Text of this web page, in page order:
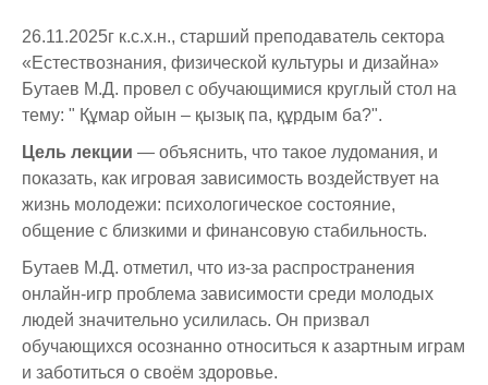
Специализированная (программная) Аккредитация
Организационная структура
Программа Развития
Академическая политика
Бонусные программы
Новости
Объявления
Ассоциация выпускников
Антикоррупционная деятельность
Отдел социальной и воспитательной работы
Научно-Исследовательская Работа
Научные проекты
Финансируемые НИР
Защита интеллектуальной собственности
Внедрение результатов НИР
Научные мероприятия
Программы вступительных испытаний
Отдел магистратуры
Отдел административного управления и кадров
Центр Обслуживания Студентов
Отдел международного сотрудничества
Ученый совет
Студенческая жизнь
Наши клубы
Образовательные программы
Фотогалерея
Видеогалерея
Общежитие
F.A.Q.
Обратная связь
Блог Ректора
Жалоба On-line
Контакты
Приемные часы отделов и руководства
Ящик для предложений и обращений
26.11.2025г к.с.х.н., старший преподаватель сектора
«Естествознания, физической культуры и дизайна»
Бутаев М.Д. провел с обучающимися круглый стол на
тему: " Құмар ойын – қызық па, құрдым ба?".
Цель лекции — объяснить, что такое лудомания, и
показать, как игровая зависимость воздействует на
жизнь молодежи: психологическое состояние,
общение с близкими и финансовую стабильность.
Бутаев М.Д. отметил, что из-за распространения
онлайн-игр проблема зависимости среди молодых
людей значительно усилилась. Он призвал
обучающихся осознанно относиться к азартным играм
и заботиться о своём здоровье.